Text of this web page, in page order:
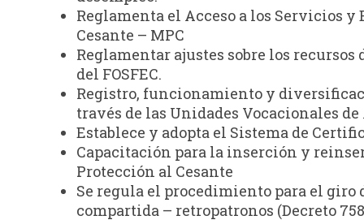
Reglamenta el Acceso a los Servicios
Cesante – MPC
Reglamentar ajustes sobre los
del FOSFEC.
Registro, funcionamiento y
través de las Unidades Vocacionales
Establece y adopta el Sistema de
Capacitación para la inserción y
Protección al Cesante
Se regula el procedimiento para el giro
compartida – retropatronos (Decreto 758